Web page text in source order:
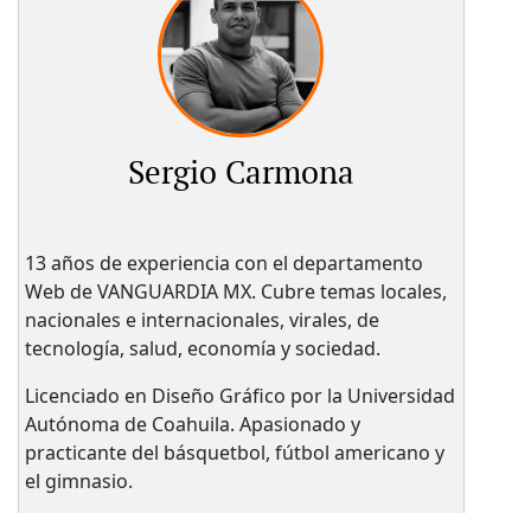
Sergio Carmona
13 años de experiencia con el departamento
Web de VANGUARDIA MX. Cubre temas locales,
nacionales e internacionales, virales, de
tecnología, salud, economía y sociedad.
Licenciado en Diseño Gráfico por la Universidad
Autónoma de Coahuila. Apasionado y
practicante del básquetbol, fútbol americano y
el gimnasio.